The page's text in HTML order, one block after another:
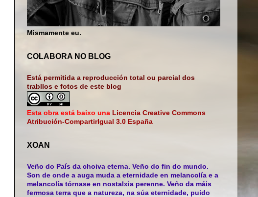
Mismamente eu.
COLABORA NO BLOG
Está permitida a reproducción total ou parcial dos
trabllos e fotos de este blog
Esta obra está baixo una Licencia Creative Commons
Atribución-CompartirIgual 3.0 España
XOAN
Veño do País da choiva eterna. Veño do fin do mundo.
Son de onde a auga muda a eternidade en melancolía e a
melancolía tórnase en nostalxia perenne. Veño da máis
fermosa terra que a natureza, na súa eternidade, puido